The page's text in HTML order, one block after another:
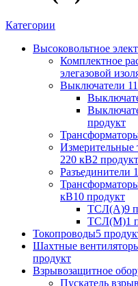
Категории
Высоковольтное
Комплектное
элегазовой
Выключатели
продукт
Измерительные
220 кВ2 продукт
Разъединители
кВ10 продукт
ТСЛ(А)9
ТСЛ(М)1
Токопроводы5
Шахтные
продукт
Взрывозащитное
Пускатель